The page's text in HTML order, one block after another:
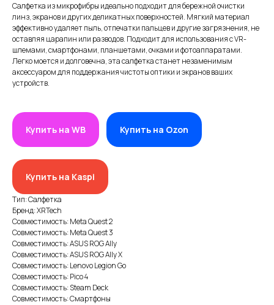
Салфетка из микрофибры идеально подходит для бережной очистки
линз, экранов и других деликатных поверхностей. Мягкий материал
эффективно удаляет пыль, отпечатки пальцев и другие загрязнения, не
оставляя царапин или разводов. Подходит для использования с VR-
шлемами, смартфонами, планшетами, очками и фотоаппаратами.
Легко моется и долговечна, эта салфетка станет незаменимым
аксессуаром для поддержания чистоты оптики и экранов ваших
устройств.
Купить на WB Купить на Ozon
Купить на Kaspi
Тип: Салфетка
Бренд: XRTech
Совместимость: Meta Quest 2
Совместимость: Meta Quest 3
Совместимость: ASUS ROG Ally
Совместимость: ASUS ROG Ally X
Совместимость: Lenovo Legion Go
Совместимость: Pico 4
Совместимость: Steam Deck
Совместимость: Смартфоны
ИП XRTech
БИН/ИИН: 951227300034
КАТЕГОРИИ
Хиты продаж
Новинки 2025